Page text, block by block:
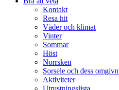
Kontakt
Resa hit
Väder och klimat
Vinter
Sommar
Höst
Norrsken
Sorsele och dess
Aktiviteter
Utrustningslista